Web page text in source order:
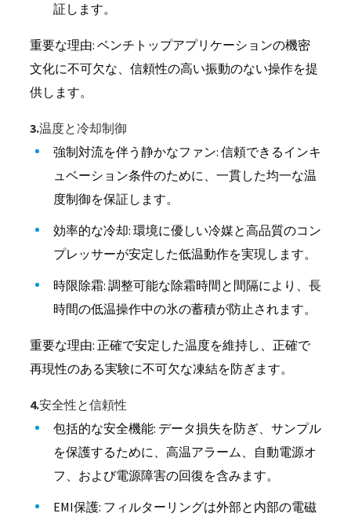
証します。
重要な理由: ベンチトップアプリケーションの機密
文化に不可欠な、信頼性の高い振動のない操作を提
供します。
3.温度と冷却制御
強制対流を伴う静かなファン: 信頼できるインキ
ュベーション条件のために、一貫した均一な温
度制御を保証します。
効率的な冷却: 環境に優しい冷媒と高品質のコン
プレッサーが安定した低温動作を実現します。
時限除霜: 調整可能な除霜時間と間隔により、長
時間の低温操作中の氷の蓄積が防止されます。
重要な理由: 正確で安定した温度を維持し、正確で
再現性のある実験に不可欠な凍結を防ぎます。
4.安全性と信頼性
包括的な安全機能: データ損失を防ぎ、サンプル
を保護するために、高温アラーム、自動電源オ
フ、および電源障害の回復を含みます。
EMI保護: フィルターリングは外部と内部の電磁